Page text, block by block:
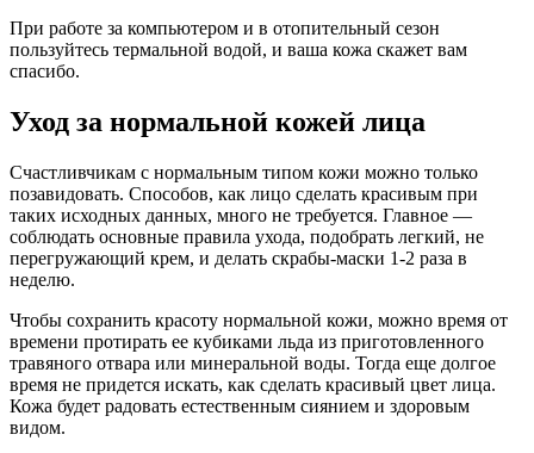
При работе за компьютером и в отопительный сезон
пользуйтесь термальной водой, и ваша кожа скажет вам
спасибо.
Уход за нормальной кожей лица
Счастливчикам с нормальным типом кожи можно только
позавидовать. Способов, как лицо сделать красивым при
таких исходных данных, много не требуется. Главное —
соблюдать основные правила ухода, подобрать легкий, не
перегружающий крем, и делать скрабы-маски 1-2 раза в
неделю.
Чтобы сохранить красоту нормальной кожи, можно время от
времени протирать ее кубиками льда из приготовленного
травяного отвара или минеральной воды. Тогда еще долгое
время не придется искать, как сделать красивый цвет лица.
Кожа будет радовать естественным сиянием и здоровым
видом.